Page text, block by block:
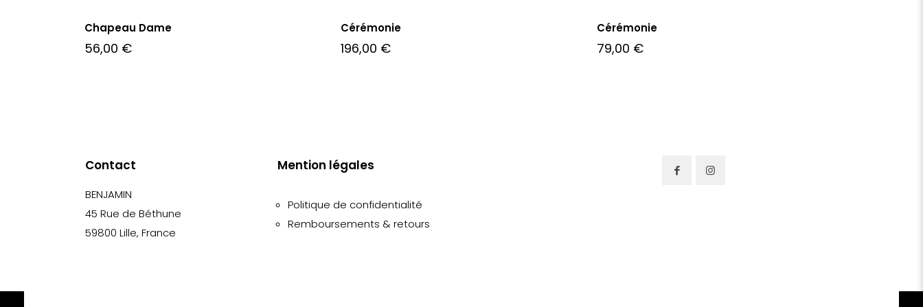
Chapeau Dame
56,00 €
Cérémonie
196,00 €
Cérémonie
79,00 €
Contact
BENJAMIN
45 Rue de Béthune
59800 Lille, France
Mention légales
Politique de confidentialité
Remboursements & retours